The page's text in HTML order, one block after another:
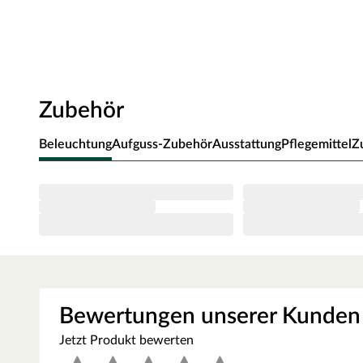
Bei der Montage einer Sauna muss ein Mindestabstand
abziehen. In diesem Zusammenhang müssen die
Eckeinstieg: Besonders gut eignet sie sich für kleine
nahezu jeden Raum integrierbar - äußerst kompakt und
Fenster: Diese Sauna verfügt über 2 Fenster, bronziert,
Zubehör
BeleuchtungAufguss-ZubehörAusstattungPflegemittel
Bewertungen unserer Kunden
Jetzt Produkt bewerten